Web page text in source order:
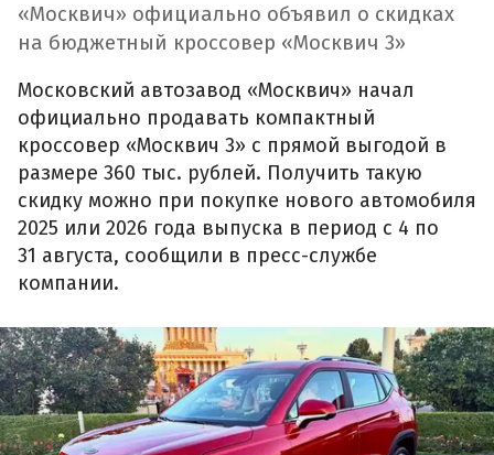
«Москвич» официально объявил о скидках
на бюджетный кроссовер «Москвич 3»
Московский автозавод «Москвич» начал
официально продавать компактный
кроссовер «Москвич 3» с прямой выгодой в
размере 360 тыс. рублей. Получить такую
скидку можно при покупке нового автомобиля
2025 или 2026 года выпуска в период с 4 по
31 августа, сообщили в пресс-службе
компании.